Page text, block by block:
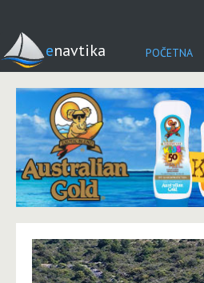
enavtika POČETNA